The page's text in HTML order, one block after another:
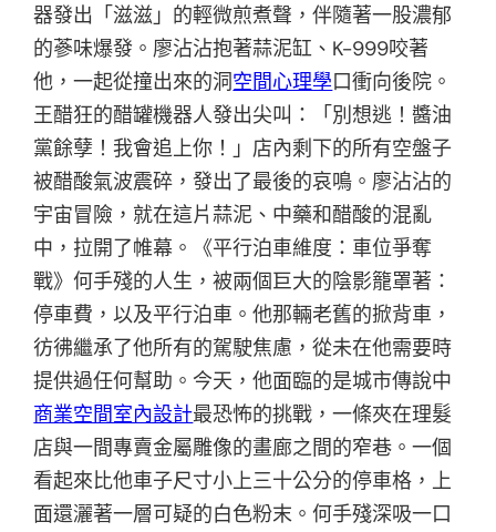
器發出「滋滋」的輕微煎煮聲，伴隨著一股濃郁
的蔘味爆發。廖沾沾抱著蒜泥缸、K-999咬著
他，一起從撞出來的洞空間心理學口衝向後院。
王醋狂的醋罐機器人發出尖叫：「別想逃！醬油
黨餘孽！我會追上你！」店內剩下的所有空盤子
被醋酸氣波震碎，發出了最後的哀鳴。廖沾沾的
宇宙冒險，就在這片蒜泥、中藥和醋酸的混亂
中，拉開了帷幕。《平行泊車維度：車位爭奪
戰》何手殘的人生，被兩個巨大的陰影籠罩著：
停車費，以及平行泊車。他那輛老舊的掀背車，
彷彿繼承了他所有的駕駛焦慮，從未在他需要時
提供過任何幫助。今天，他面臨的是城市傳說中
商業空間室內設計最恐怖的挑戰，一條夾在理髮
店與一間專賣金屬雕像的畫廊之間的窄巷。一個
看起來比他車子尺寸小上三十公分的停車格，上
面還灑著一層可疑的白色粉末。何手殘深吸一口